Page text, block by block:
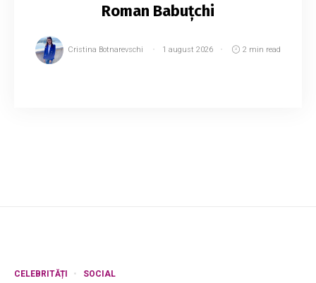
Roman Babuțchi
Cristina Botnarevschi 1 august 2026 2 min read
CELEBRITĂȚI SOCIAL